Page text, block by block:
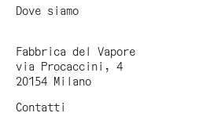
Dove siamo
Fabbrica del Vapore
via Procaccini, 4
20154 Milano
Contatti